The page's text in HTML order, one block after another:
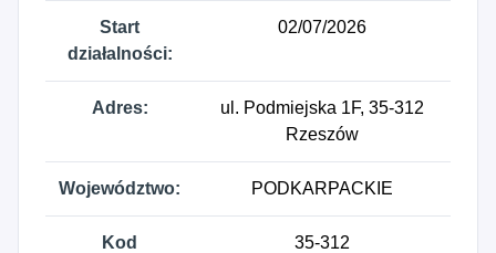
Start
działalności:
02/07/2026
Adres:
ul. Podmiejska 1F, 35-312
Rzeszów
Województwo: PODKARPACKIE
Kod
35-312